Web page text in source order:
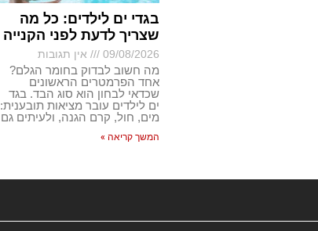
בגדי ים לילדים: כל מה
שצריך לדעת לפני הקנייה
09/08/2026 אין תגובות
מה חשוב לבדוק בחומר הגלם?
אחד הפרמטרים הראשונים
שכדאי לבחון הוא סוג הבד. בגד
ים לילדים עובר מציאות תובענית:
מים, חול, קרם הגנה, ולעיתים גם
המשך קריאה »